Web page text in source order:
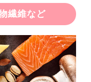
繊維など